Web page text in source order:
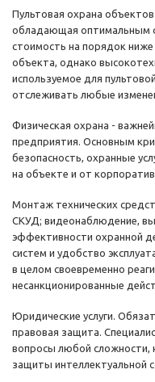
Пультовая охрана объектов
обладающая оптимальным
стоимость на порядок
объекта, однако
используемое для
отслеживать любые
Физическая охрана -
предприятия. Основным
безопасность, охранные
на объекте и от
Монтаж технических
СКУД; видеонаблюдение,
эффективности охранной
систем и удобство
в целом своевременно
несанкционированные
Юридические услуги.
правовая защита.
вопросы любой сложности,
защиты интеллектуальной